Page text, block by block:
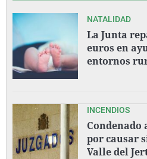
NATALIDAD
La Junta
euros en
entornos
INCENDIOS
Condenado
por causar
Valle del